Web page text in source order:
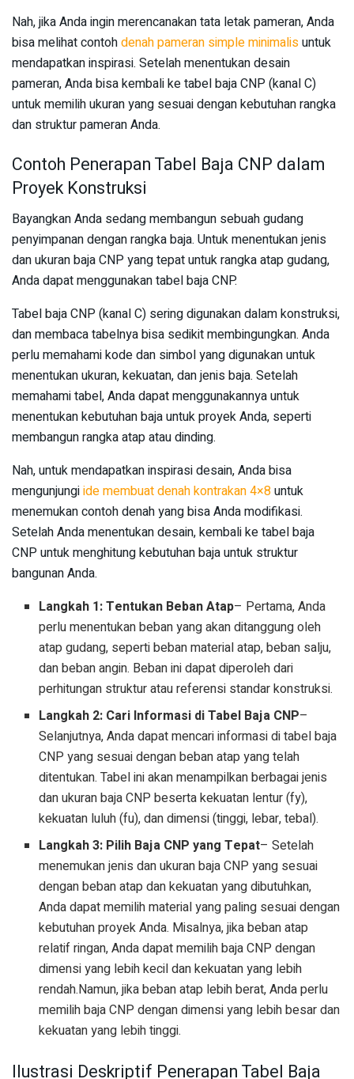
Nah, jika Anda ingin merencanakan tata letak pameran, Anda
bisa melihat contohdenah pameran simple minimalisuntuk
mendapatkan inspirasi. Setelah menentukan desain
pameran, Anda bisa kembali ke tabel baja CNP (kanal C)
untuk memilih ukuran yang sesuai dengan kebutuhan rangka
dan struktur pameran Anda.
Contoh Penerapan Tabel Baja CNP dalam
Proyek Konstruksi
Bayangkan Anda sedang membangun sebuah gudang
penyimpanan dengan rangka baja. Untuk menentukan jenis
dan ukuran baja CNP yang tepat untuk rangka atap gudang,
Anda dapat menggunakan tabel baja CNP.
Tabel baja CNP (kanal C) sering digunakan dalam konstruksi,
dan membaca tabelnya bisa sedikit membingungkan. Anda
perlu memahami kode dan simbol yang digunakan untuk
menentukan ukuran, kekuatan, dan jenis baja. Setelah
memahami tabel, Anda dapat menggunakannya untuk
menentukan kebutuhan baja untuk proyek Anda, seperti
membangun rangka atap atau dinding.
Nah, untuk mendapatkan inspirasi desain, Anda bisa
mengunjungiide membuat denah kontrakan 4×8untuk
menemukan contoh denah yang bisa Anda modifikasi.
Setelah Anda menentukan desain, kembali ke tabel baja
CNP untuk menghitung kebutuhan baja untuk struktur
bangunan Anda.
Langkah 1: Tentukan Beban Atap– Pertama, Anda
perlu menentukan beban yang akan ditanggung oleh
atap gudang, seperti beban material atap, beban salju,
dan beban angin. Beban ini dapat diperoleh dari
perhitungan struktur atau referensi standar konstruksi.
Langkah 2: Cari Informasi di Tabel Baja CNP–
Selanjutnya, Anda dapat mencari informasi di tabel baja
CNP yang sesuai dengan beban atap yang telah
ditentukan. Tabel ini akan menampilkan berbagai jenis
dan ukuran baja CNP beserta kekuatan lentur (fy),
kekuatan luluh (fu), dan dimensi (tinggi, lebar, tebal).
Langkah 3: Pilih Baja CNP yang Tepat– Setelah
menemukan jenis dan ukuran baja CNP yang sesuai
dengan beban atap dan kekuatan yang dibutuhkan,
Anda dapat memilih material yang paling sesuai dengan
kebutuhan proyek Anda. Misalnya, jika beban atap
relatif ringan, Anda dapat memilih baja CNP dengan
dimensi yang lebih kecil dan kekuatan yang lebih
rendah.Namun, jika beban atap lebih berat, Anda perlu
memilih baja CNP dengan dimensi yang lebih besar dan
kekuatan yang lebih tinggi.
Ilustrasi Deskriptif Penerapan Tabel Baja